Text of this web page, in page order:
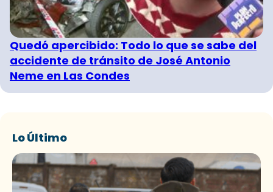
Quedó apercibido: Todo lo que se sabe del
accidente de tránsito de José Antonio
Neme en Las Condes
Lo Último